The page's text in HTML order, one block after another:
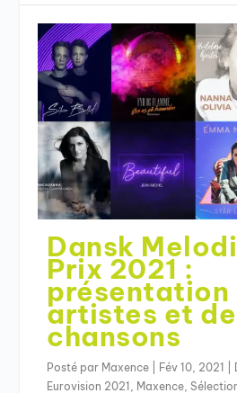
Dansk
Prix 2021 :
présentation
artistes et
chansons
Posté par Maxence Fév 10, 2021
Eurovision 2021 , Maxence,